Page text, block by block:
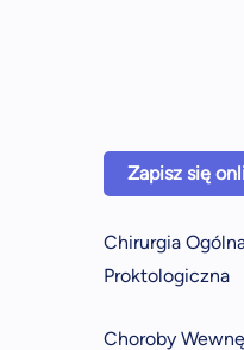
Zapisz się
Chirurgia
Proktologiczna
Choroby